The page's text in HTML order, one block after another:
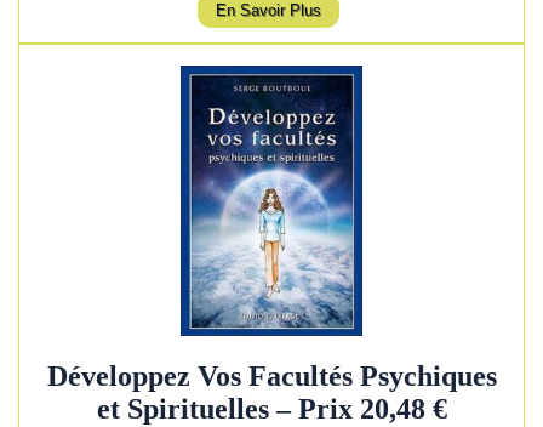
En Savoir Plus
Développez Vos Facultés Psychiques
et Spirituelles – Prix 20,48 €